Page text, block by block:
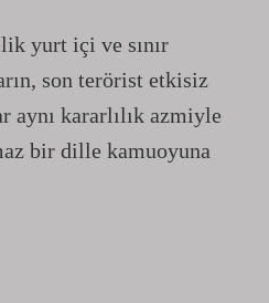
yurt içi ve sınır
son terörist etkisiz
aynı kararlılık azmiyle
bir dille kamuoyuna